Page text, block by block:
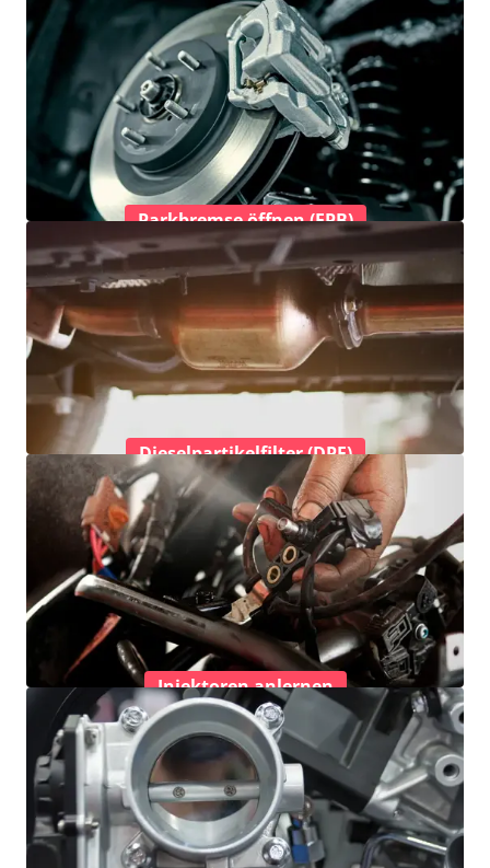
Parkbremse öffnen (EPB)
Dieselpartikelfilter (DPF)
Injektoren anlernen